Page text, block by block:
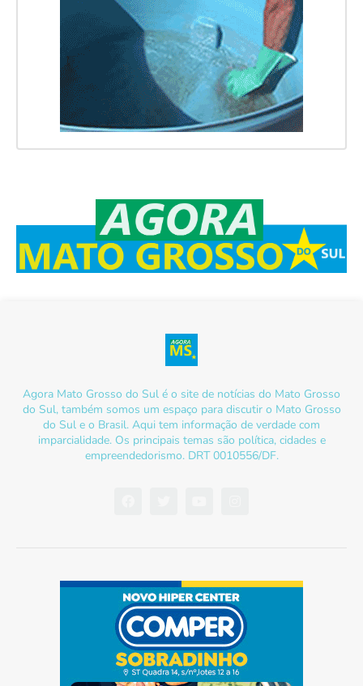
Agora Mato Grosso do Sul é o site de notícias do Mato Grosso
do Sul, também somos um espaço para discutir o Mato Grosso
do Sul e o Brasil. Aqui tem informação de verdade com
imparcialidade. Os principais temas são política, cidades e
empreendedorismo. DRT 0010556/DF.